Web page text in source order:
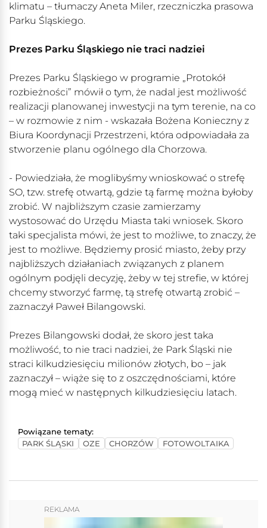
klimatu – tłumaczy Aneta Miler, rzeczniczka prasowa
Parku Śląskiego.
Prezes Parku Śląskiego nie traci nadziei
Prezes Parku Śląskiego w programie „Protokół
rozbieżności” mówił o tym, że nadal jest możliwość
realizacji planowanej inwestycji na tym terenie, na co
– w rozmowie z nim - wskazała Bożena Konieczny z
Biura Koordynacji Przestrzeni, która odpowiadała za
stworzenie planu ogólnego dla Chorzowa.
- Powiedziała, że moglibyśmy wnioskować o strefę
SO, tzw. strefę otwartą, gdzie tą farmę można byłoby
zrobić. W najbliższym czasie zamierzamy
wystosować do Urzędu Miasta taki wniosek. Skoro
taki specjalista mówi, że jest to możliwe, to znaczy, że
jest to możliwe. Będziemy prosić miasto, żeby przy
najbliższych działaniach związanych z planem
ogólnym podjęli decyzję, żeby w tej strefie, w której
chcemy stworzyć farmę, tą strefę otwartą zrobić –
zaznaczył Paweł Bilangowski.
Prezes Bilangowski dodał, że skoro jest taka
możliwość, to nie traci nadziei, że Park Śląski nie
straci kilkudziesięciu milionów złotych, bo – jak
zaznaczył – wiąże się to z oszczędnościami, które
mogą mieć w następnych kilkudziesięciu latach.
Powiązane tematy:
PARK ŚLĄSKI
OZE CHORZÓW FOTOWOLTAIKA
REKLAMA